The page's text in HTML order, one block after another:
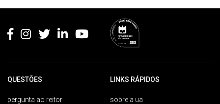
QUESTÕES
pergunta ao reitor
LINKS RÁPIDOS
sobre a ua